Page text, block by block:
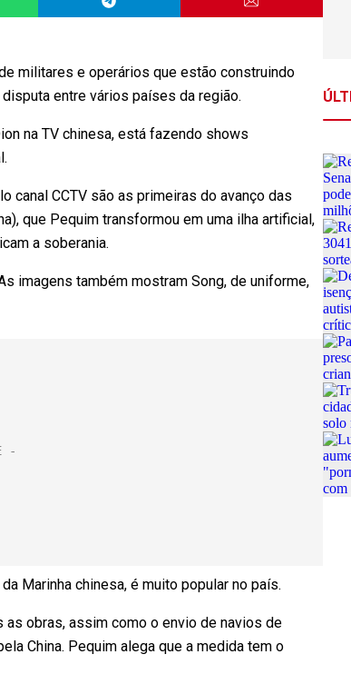
militares e operários que estão construindo
entre vários países da região.
na TV chinesa, está fazendo shows
canal CCTV são as primeiras do avanço das
que Pequim transformou em uma ilha artificial,
a soberania.
imagens também mostram Song, de uniforme,
Marinha chinesa, é muito popular no país.
obras, assim como o envio de navios de
China. Pequim alega que a medida tem o